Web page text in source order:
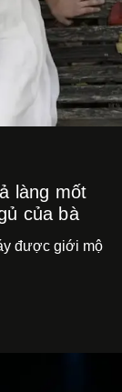
làng mốt
của bà
được giới mộ